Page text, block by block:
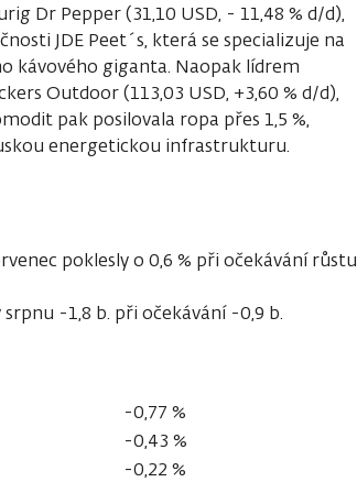
Dr Pepper (31,10 USD, - 11,48 % d/d),
JDE Peet´s, která se specializuje na
kávového giganta. Naopak lídrem
Outdoor (113,03 USD, +3,60 % d/d),
pak posilovala ropa přes 1,5 %,
energetickou infrastrukturu.
poklesly o 0,6 % při očekávání růstu
-1,8 b. při očekávání -0,9 b.
-0,77 %
-0,43 %
-0,22 %